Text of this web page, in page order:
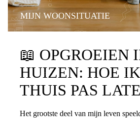
MIJN WOONSITUATIE
📖 OPGROEIEN
HUIZEN: HOE
THUIS PAS
Het grootste deel van mijn leven